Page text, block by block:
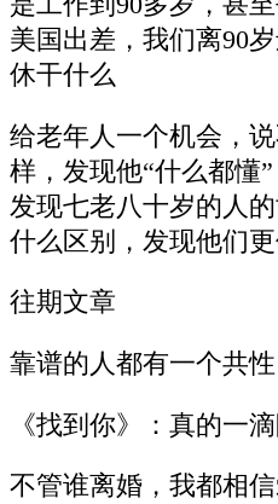
美国出差，我们离90
休干什么
给老年人一个机会，
样，发现他“什么都懂
发现七老八十岁的人
什么区别，发现他们更
往期文章
靠谱的人都有一个共性
《找到你》：真的一
不管谁离婚，我都相